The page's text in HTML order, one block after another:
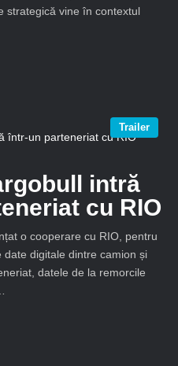
strategică vine în contextul
Trailer
intră
cu RIO
o cooperare cu RIO, pentru
digitale dintre camion și
datele de la remorcile